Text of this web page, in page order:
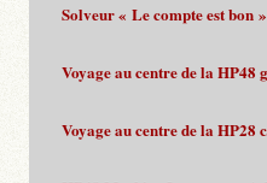
Solveur « Le compte est bon
Voyage au centre de la HP48
Voyage au centre de la HP28